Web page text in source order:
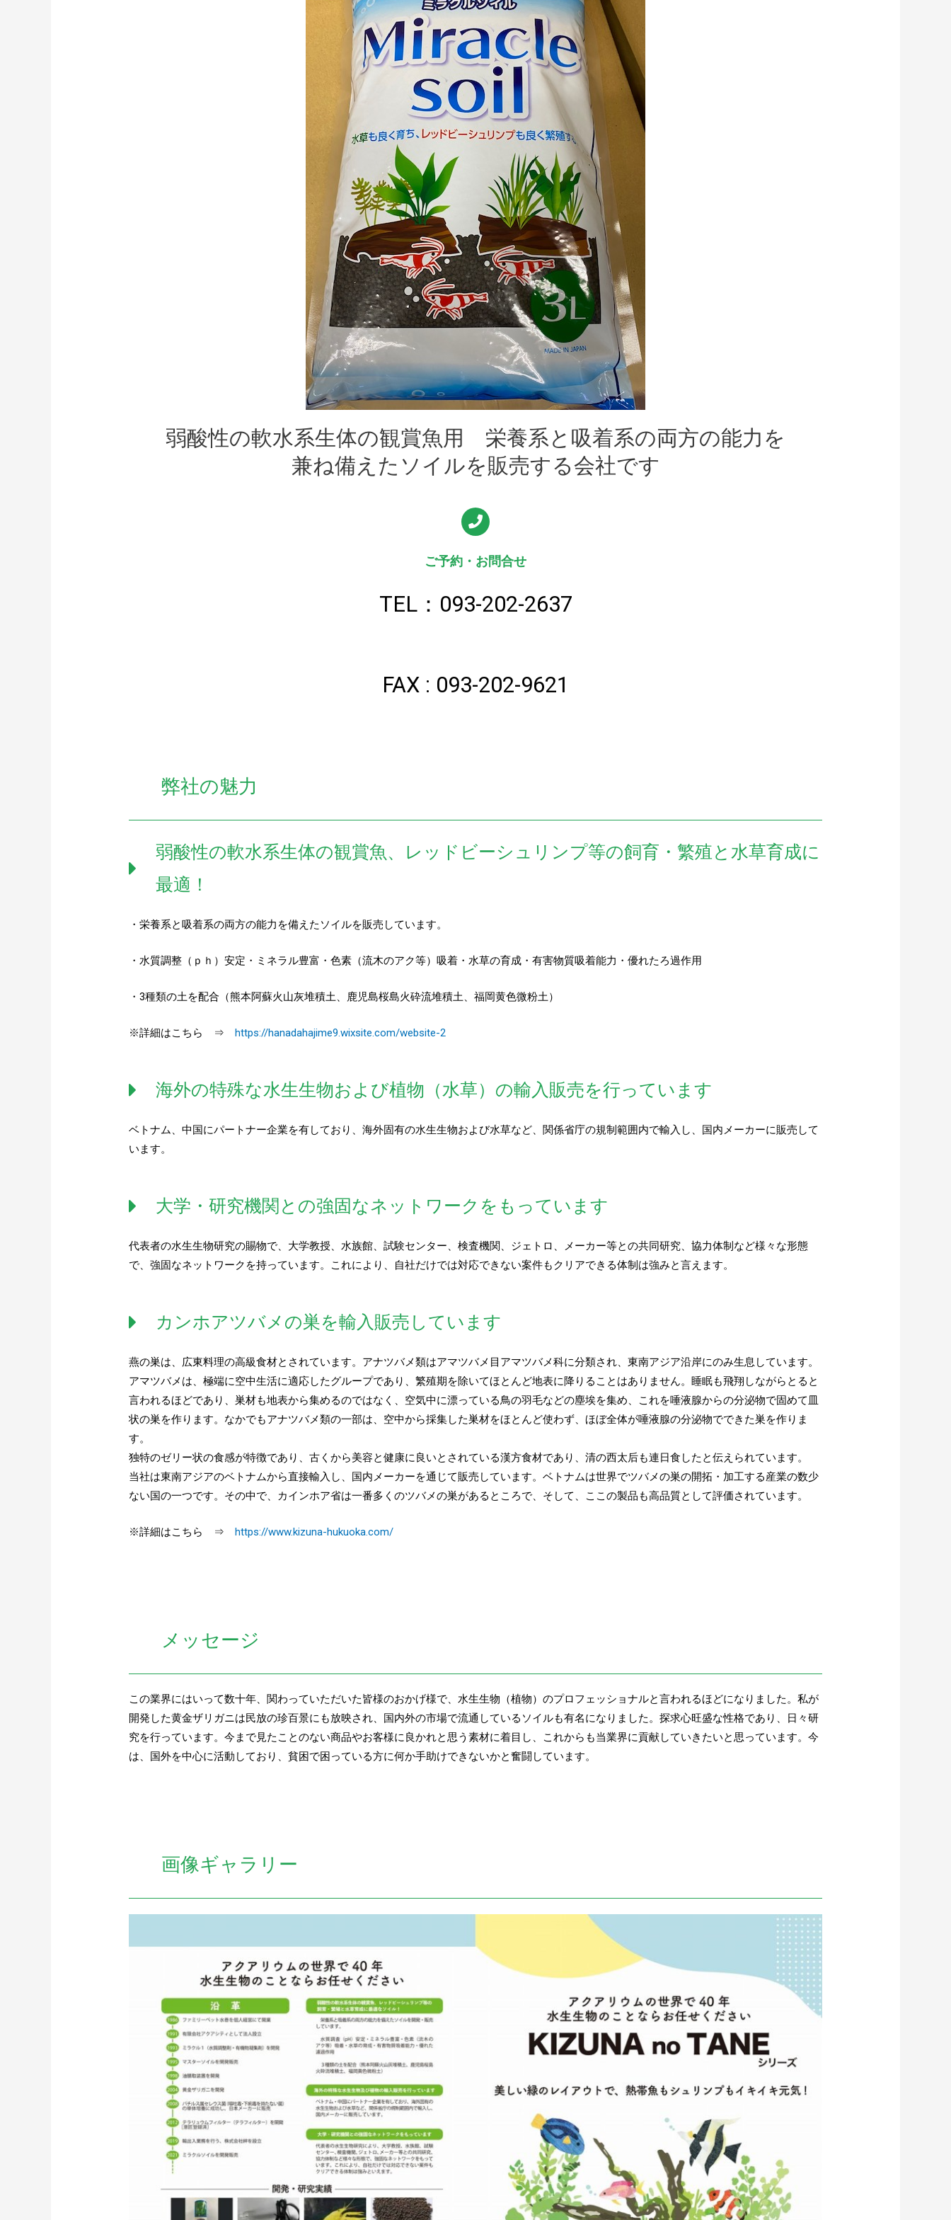
弱酸性の軟水系生体の観賞魚用 栄養系と吸着系の両方の能力を
兼ね備えたソイルを販売する会社です
ご予約・お問合せ
TEL：093-202-2637
FAX : 093-202-9621
弊社の魅力
弱酸性の軟水系生体の観賞魚、レッドビーシュリンプ等の飼育・繁殖と水草育成に
最適！
・栄養系と吸着系の両方の能力を備えたソイルを販売しています。
・水質調整（ｐｈ）安定・ミネラル豊富・色素（流木のアク等）吸着・水草の育成・有害物質吸着能力・優れたろ過作用
・3種類の土を配合（熊本阿蘇火山灰堆積土、鹿児島桜島火砕流堆積土、福岡黄色微粉土）
※詳細はこちら ⇒https://hanadahajime9.wixsite.com/website-2
海外の特殊な水生生物および植物（水草）の輸入販売を行っています
ベトナム、中国にパートナー企業を有しており、海外固有の水生生物および水草など、関係省庁の規制範囲内で輸入し、国内メーカーに販売して
います。
大学・研究機関との強固なネットワークをもっています
代表者の水生生物研究の賜物で、大学教授、水族館、試験センター、検査機関、ジェトロ、メーカー等との共同研究、協力体制など様々な形態
で、強固なネットワークを持っています。これにより、自社だけでは対応できない案件もクリアできる体制は強みと言えます。
カンホアツバメの巣を輸入販売しています
燕の巣は、広東料理の高級食材とされています。アナツバメ類はアマツバメ目アマツバメ科に分類され、東南アジア沿岸にのみ生息しています。
アマツバメは、極端に空中生活に適応したグループであり、繁殖期を除いてほとんど地表に降りることはありません。睡眠も飛翔しながらとると
言われるほどであり、巣材も地表から集めるのではなく、空気中に漂っている鳥の羽毛などの塵埃を集め、これを唾液腺からの分泌物で固めて皿
状の巣を作ります。なかでもアナツバメ類の一部は、空中から採集した巣材をほとんど使わず、ほぼ全体が唾液腺の分泌物でできた巣を作りま
す。
独特のゼリー状の食感が特徴であり、古くから美容と健康に良いとされている漢方食材であり、清の西太后も連日食したと伝えられています。
当社は東南アジアのベトナムから直接輸入し、国内メーカーを通じて販売しています。ベトナムは世界でツバメの巣の開拓・加工する産業の数少
ない国の一つです。その中で、カインホア省は一番多くのツバメの巣があるところで、そして、ここの製品も高品質として評価されています。
※詳細はこちら ⇒https://www.kizuna-hukuoka.com/
メッセージ
この業界にはいって数十年、関わっていただいた皆様のおかげ様で、水生生物（植物）のプロフェッショナルと言われるほどになりました。私が
開発した黄金ザリガニは民放の珍百景にも放映され、国内外の市場で流通しているソイルも有名になりました。探求心旺盛な性格であり、日々研
究を行っています。今まで見たことのない商品やお客様に良かれと思う素材に着目し、これからも当業界に貢献していきたいと思っています。今
は、国外を中心に活動しており、貧困で困っている方に何か手助けできないかと奮闘しています。
画像ギャラリー